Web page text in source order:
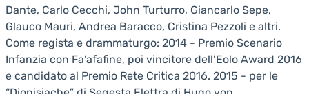
Dante, Carlo Cecchi, John Turturro, Giancarlo Sepe,
Glauco Mauri, Andrea Baracco, Cristina Pezzoli e altri.
Come regista e drammaturgo: 2014 - Premio Scenario
Infanzia con Fa’afafine, poi vincitore dell’Eolo Award 2016
e candidato al Premio Rete Critica 2016. 2015 - per le